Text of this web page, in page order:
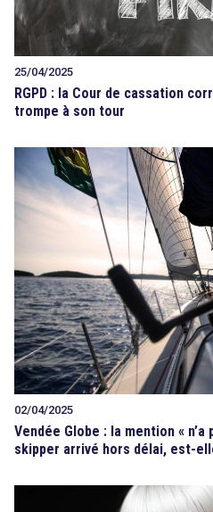
25/04/2025
RGPD : la Cour de cassation
trompe à son tour
02/04/2025
Vendée Globe : la mention «
skipper arrivé hors délai, est-